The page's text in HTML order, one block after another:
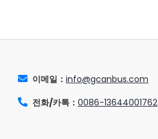
이메일： info@gcanbus.com
전화/카톡： 0086-13644001762